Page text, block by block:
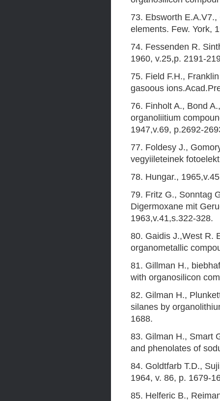
73. Ebsworth
elements. Few. York,
74. Fessenden R.
1960, v.25,p. 2191-
75. Field F.H.,
gasoous
76. Finholt A., Bond
organoliitium
1947,v.69, p.2692-
77. Foldesy J.,
vegyiileteinek
78. Hungar.,
79. Fritz G., Sonntag
Digermoxane mit
1963,v.41,s.322-328.
80. Gaidis J.,West R.
organometallic
81. Gillman H.,
with organosilicon
82. Gilman H.,
silanes by
1688.
83. Gilman H., Smart
and phenolates of
84. Goldtfarb T.D.,
1964, v. 86, p. 1679-
85. Helferic В.,